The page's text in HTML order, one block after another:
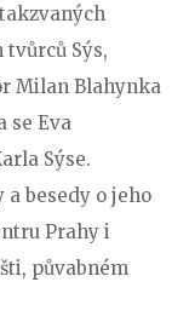
Sýs,
Milan Blahynka
se Eva
Sýse.
besedy o jeho
Prahy i
půvabném